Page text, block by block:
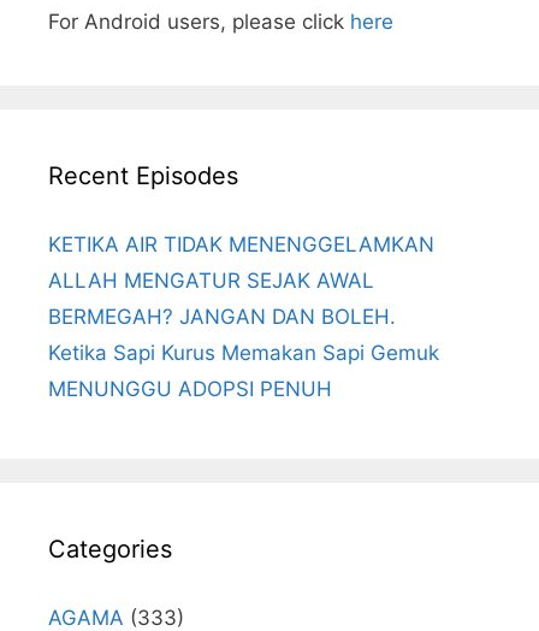
For Android users, please click here
Recent Episodes
KETIKA AIR TIDAK MENENGGELAMKAN
ALLAH MENGATUR SEJAK AWAL
BERMEGAH? JANGAN DAN BOLEH.
Ketika Sapi Kurus Memakan Sapi Gemuk
MENUNGGU ADOPSI PENUH
Categories
AGAMA (333)